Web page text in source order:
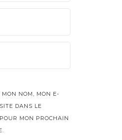
MON NOM, MON E-
DANS LE
MON PROCHAIN